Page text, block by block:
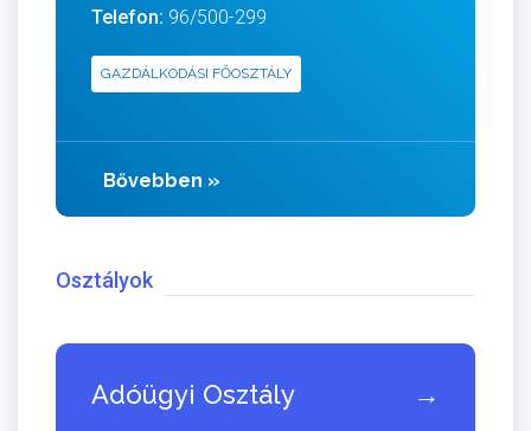
Telefon: 96/500-299
GAZDÁLKODÁSI FŐOSZTÁLY
Bővebben »
Osztályok
Adóügyi Osztály →